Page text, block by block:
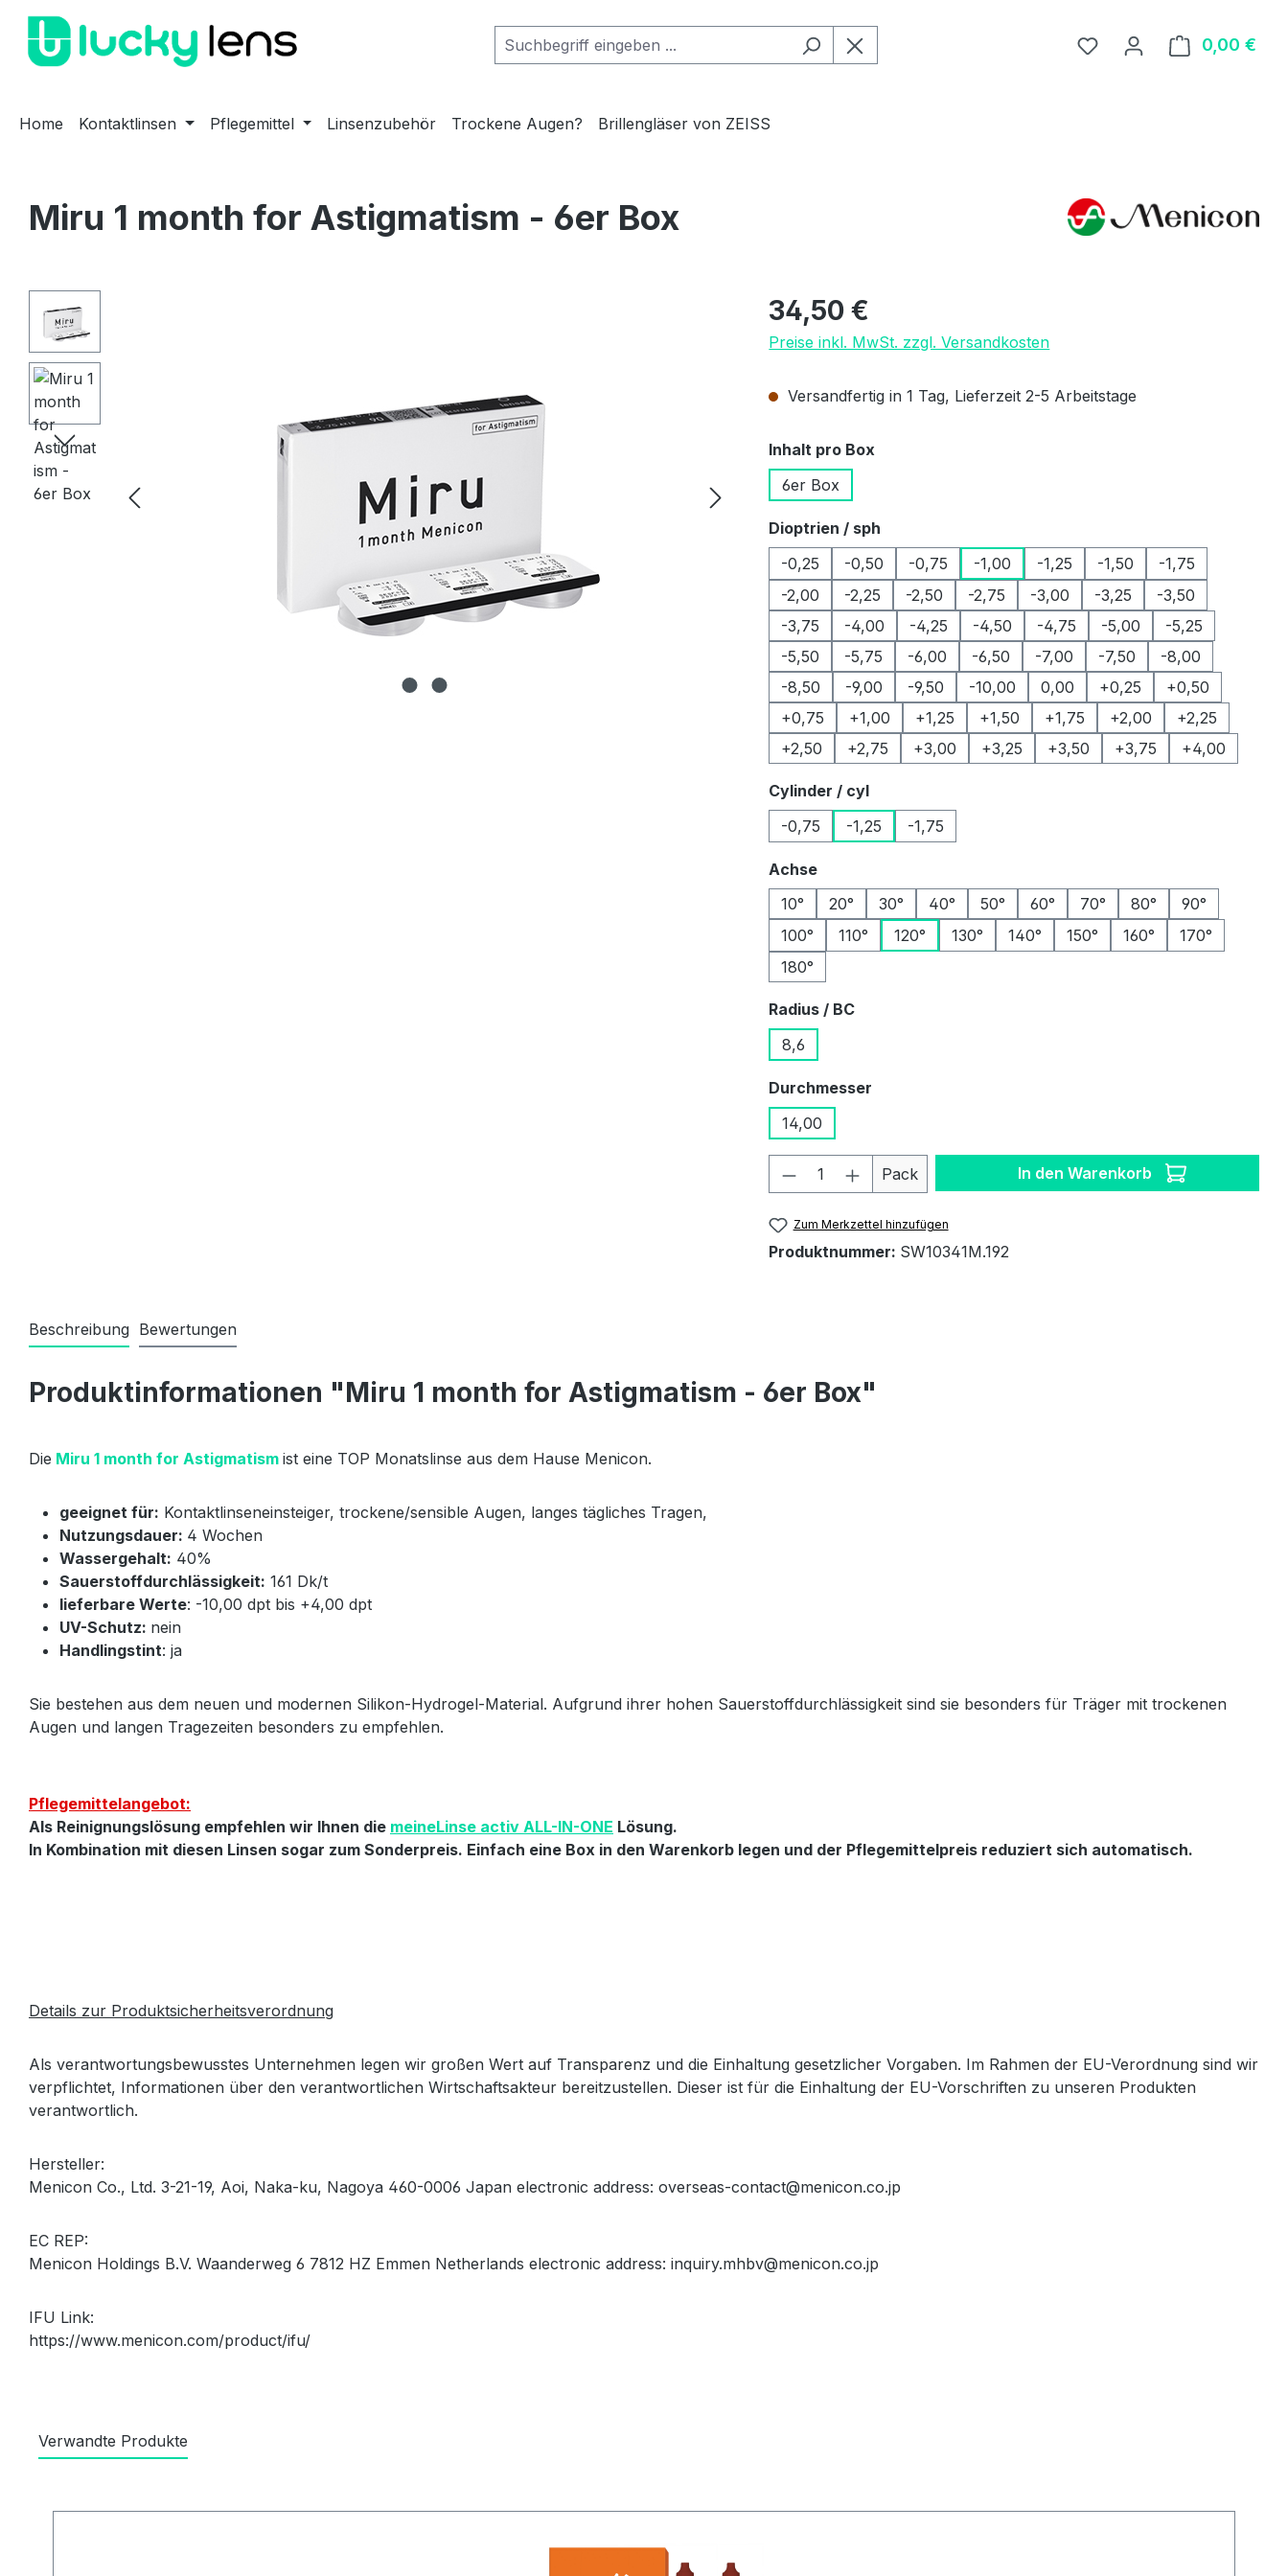
Hauptinhalt springen
Zur Suche springen
Zur Hauptnavigation springen
0,00 €
Home Kontaktlinsen Pflegemittel Linsenzubehör Trockene Augen? Brillengläser von ZEISS
Miru 1 month for Astigmatism - 6er Box
Regulärer Preis:
34,50 €
Preise inkl. MwSt. zzgl. Versandkosten
Versandfertig in 1 Tag, Lieferzeit 2-5 Arbeitstage
Inhalt pro Box
6er Box
Dioptrien / sph
-0,25
-0,50 -0,75 -1,00 -1,25 -1,50
-1,75
-2,00
-2,25 -2,50 -2,75 -3,00 -3,25
-3,50
-3,75
-4,00 -4,25 -4,50 -4,75 -5,00
-5,25
-5,50
-5,75 -6,00 -6,50 -7,00 -7,50
-8,00
-8,50
-9,00 -9,50 -10,00 0,00 +0,25
+0,50
+0,75
+1,00 +1,25 +1,50 +1,75 +2,00
+2,25
+2,50
+2,75 +3,00 +3,25 +3,50 +3,75 +4,00
Cylinder / cylauswählen
-0,75
-1,25 -1,75
Achseauswählen
10°
20° 30° 40° 50° 60° 70° 80°
90°
100°
110° 120° 130° 140° 150° 160°
170°
180°
Radius / BCauswählen
8,6
Durchmesser
14,00
Produkt Anzahl: Gib den gewünschten Wert
Pack In den Warenkorb
Zum Merkzettel hinzufügen
Produktnummer: SW10341M.192
Beschreibung Bewertungen
Produktinformationen "Miru 1 month for Astigmatism - 6er Box"
Die Miru 1 month for Astigmatism ist eine TOP Monatslinse aus dem Hause Menicon.
geeignet für: Kontaktlinseneinsteiger, trockene/sensible Augen, langes tägliches Tragen,
Nutzungsdauer: 4 Wochen
Wassergehalt: 40%
Sauerstoffdurchlässigkeit: 161 Dk/t
lieferbare Werte: -10,00 dpt bis +4,00 dpt
UV-Schutz: nein
Handlingstint: ja
Sie bestehen aus dem neuen und modernen Silikon-Hydrogel-Material. Aufgrund ihrer hohen Sauerstoffdurchlässigkeit sind sie besonders für Träger mit trockenen
Augen und langen Tragezeiten besonders zu empfehlen.
Pflegemittelangebot:
Als Reinignungslösung empfehlen wir Ihnen die meineLinse activ ALL-IN-ONE Lösung.
In Kombination mit diesen Linsen sogar zum Sonderpreis. Einfach eine Box in den Warenkorb legen und der Pflegemittelpreis reduziert sich automatisch.
Details zur Produktsicherheitsverordnung
Als verantwortungsbewusstes Unternehmen legen wir großen Wert auf Transparenz und die Einhaltung gesetzlicher Vorgaben. Im Rahmen der EU-Verordnung sind wir
verpflichtet, Informationen über den verantwortlichen Wirtschaftsakteur bereitzustellen. Dieser ist für die Einhaltung der EU-Vorschriften zu unseren Produkten
verantwortlich.
Hersteller:
Menicon Co., Ltd. 3-21-19, Aoi, Naka-ku, Nagoya 460-0006 Japan electronic address: overseas-contact@menicon.co.jp
EC REP:
Menicon Holdings B.V. Waanderweg 6 7812 HZ Emmen Netherlands electronic address: inquiry.mhbv@menicon.co.jp
IFU Link:
https://www.menicon.com/product/ifu/
Verwandte Produkte